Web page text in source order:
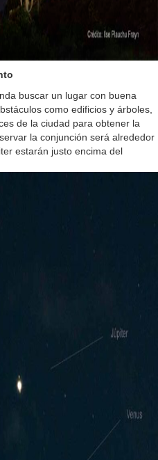
buscar un lugar con buena
como edificios y árboles,
de la ciudad para obtener la
la conjunción será alrededor
estarán justo encima del